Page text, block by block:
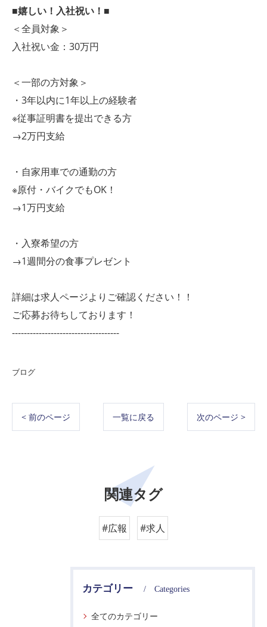
■嬉しい！入社祝い！■
＜全員対象＞
入社祝い金：30万円
＜一部の方対象＞
・3年以内に1年以上の経験者
※従事証明書を提出できる方
→2万円支給
・自家用車での通勤の方
※原付・バイクでもOK！
→1万円支給
・入寮希望の方
→1週間分の食事プレゼント
詳細は求人ページよりご確認ください！！
ご応募お待ちしております！
------------------------------------
ブログ
< 前のページ 一覧に戻る 次のページ >
関連タグ
#広報 #求人
カテゴリー Categories
全てのカテゴリー